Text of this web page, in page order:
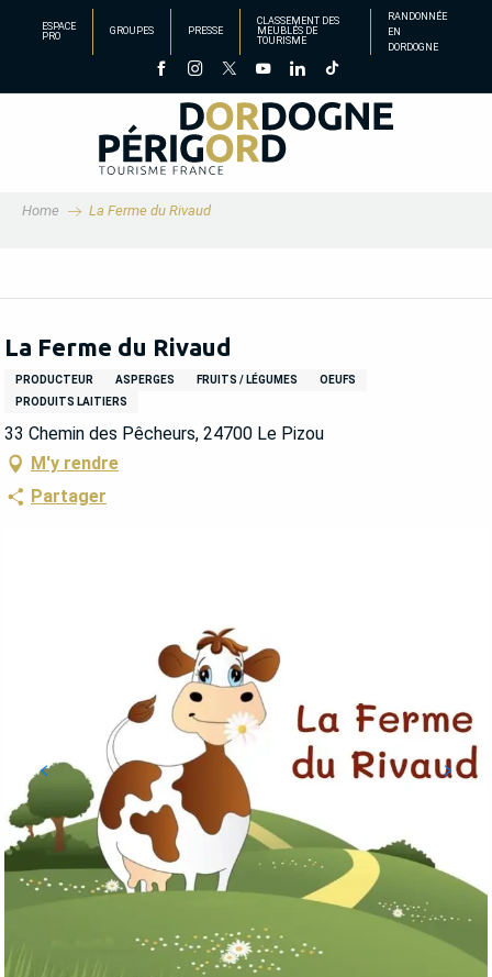
principal
ESPACE
PRO
GROUPES PRESSE
CLASSEMENT DES
MEUBLÉS DE
TOURISME
RANDONNÉE
EN
DORDOGNE
Home La Ferme du Rivaud
La Ferme du Rivaud
PRODUCTEUR ASPERGES FRUITS / LÉGUMES
OEUFS
PRODUITS LAITIERS
33 Chemin des Pêcheurs, 24700 Le Pizou
M'y rendre
Partager